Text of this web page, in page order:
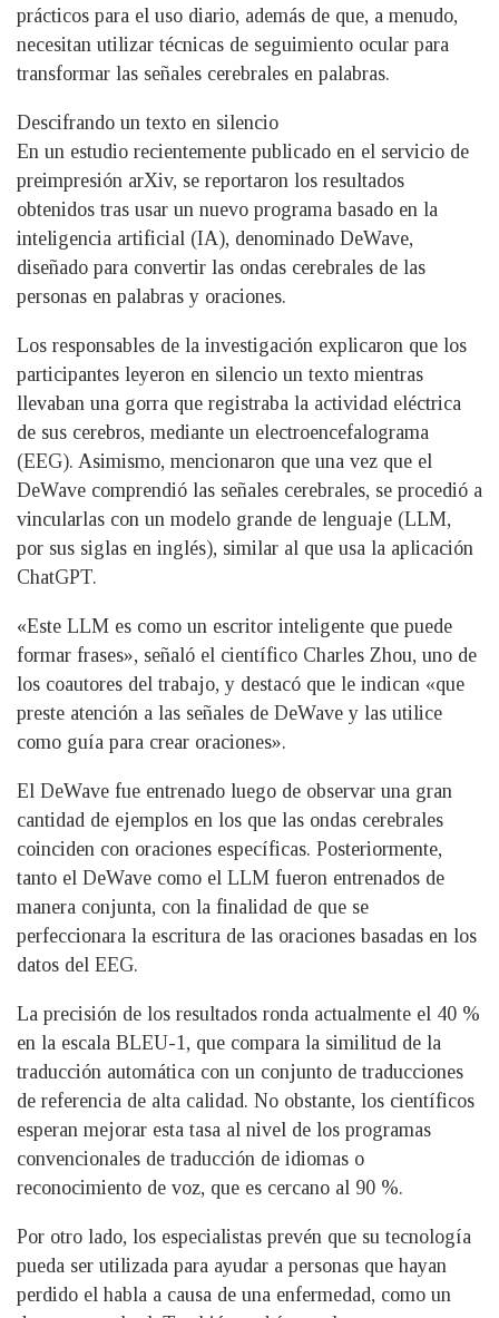
prácticos para el uso diario, además de que, a menudo,
necesitan utilizar técnicas de seguimiento ocular para
transformar las señales cerebrales en palabras.
Descifrando un texto en silencio
En un estudio recientemente publicado en el servicio de
preimpresión arXiv, se reportaron los resultados
obtenidos tras usar un nuevo programa basado en la
inteligencia artificial (IA), denominado DeWave,
diseñado para convertir las ondas cerebrales de las
personas en palabras y oraciones.
Los responsables de la investigación explicaron que los
participantes leyeron en silencio un texto mientras
llevaban una gorra que registraba la actividad eléctrica
de sus cerebros, mediante un electroencefalograma
(EEG). Asimismo, mencionaron que una vez que el
DeWave comprendió las señales cerebrales, se procedió a
vincularlas con un modelo grande de lenguaje (LLM,
por sus siglas en inglés), similar al que usa la aplicación
ChatGPT.
«Este LLM es como un escritor inteligente que puede
formar frases», señaló el científico Charles Zhou, uno de
los coautores del trabajo, y destacó que le indican «que
preste atención a las señales de DeWave y las utilice
como guía para crear oraciones».
El DeWave fue entrenado luego de observar una gran
cantidad de ejemplos en los que las ondas cerebrales
coinciden con oraciones específicas. Posteriormente,
tanto el DeWave como el LLM fueron entrenados de
manera conjunta, con la finalidad de que se
perfeccionara la escritura de las oraciones basadas en los
datos del EEG.
La precisión de los resultados ronda actualmente el 40 %
en la escala BLEU-1, que compara la similitud de la
traducción automática con un conjunto de traducciones
de referencia de alta calidad. No obstante, los científicos
esperan mejorar esta tasa al nivel de los programas
convencionales de traducción de idiomas o
reconocimiento de voz, que es cercano al 90 %.
Por otro lado, los especialistas prevén que su tecnología
pueda ser utilizada para ayudar a personas que hayan
perdido el habla a causa de una enfermedad, como un